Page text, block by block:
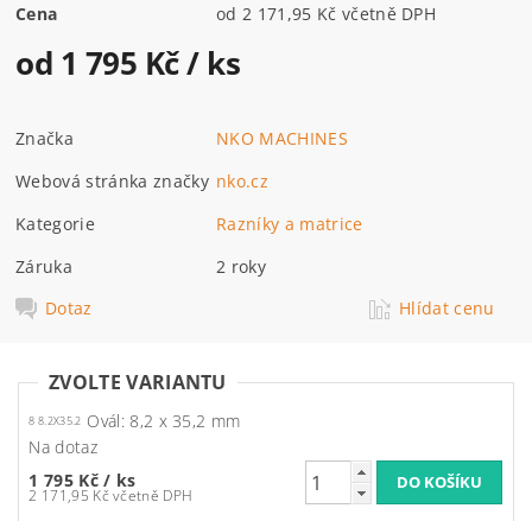
Cena od 2 171,95 Kč včetně DPH
od 1 795 Kč/ ks
Značka
NKO MACHINES
Webová stránka značky nko.cz
Kategorie
Razníky a matrice
Záruka
2 roky
Dotaz
Hlídat cenu
ZVOLTE VARIANTU
8 8.2X35.2 Ovál: 8,2 x 35,2 mm
Na dotaz
1 795 Kč/ ks
2 171,95 Kč včetně DPH